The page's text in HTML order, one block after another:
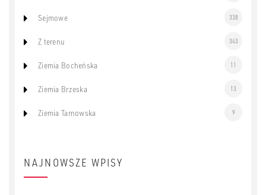
Sejmowe 338
Z terenu 343
Ziemia Bocheńska 11
Ziemia Brzeska 13
Ziemia Tarnowska 9
NAJNOWSZE WPISY